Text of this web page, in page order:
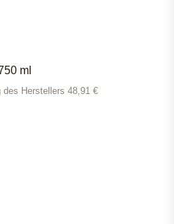
ml
des Herstellers 48,91 €